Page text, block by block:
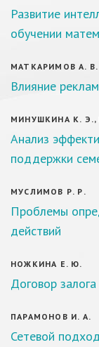
Развитие
обучении
МАТКАРИМОВ А. В.
Влияние
МИНУШКИНА К. Э.,
Анализ
поддержки
МУСЛИМОВ Р. Р.
Проблемы
действий
НОЖКИНА Е. Ю.
Договор
ПАРАМОНОВ И. А.
Сетевой